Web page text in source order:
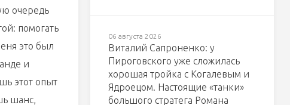
очередь
помогать
это был
и
этот опыт
шанс,
06 августа 2026
Виталий Сапроненко: у
Пироговского уже сложилась
хорошая тройка с Когалевым и
Ядроецом. Настоящие «танки»
большого стратега Романа